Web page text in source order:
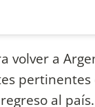
volver a
al